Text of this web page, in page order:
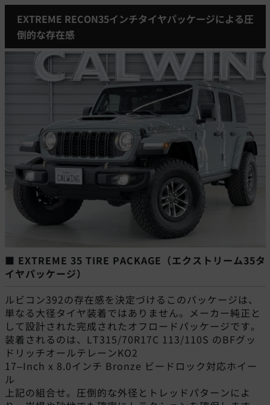
EXTREME RECON35インチタイヤパッケージによる圧
倒的な存在感
■ EXTREME 35 TIRE PACKAGE（エクストリーム35タ
イヤパッケージ）
ルビコン392の存在感を決定づけるこのパッケージは、
単なる大径タイヤ装着ではありません。メーカー純正と
して設計された完成されたオフロードパッケージです。
装着されるのは、LT315/70R17C 113/110S のBFグッ
ドリッチオールテレーンKO2
17–Inch x 8.0インチ Bronze ビードロック対応ホイー
ル
上記の組合せ。圧倒的な外径とトレッドパターンによ